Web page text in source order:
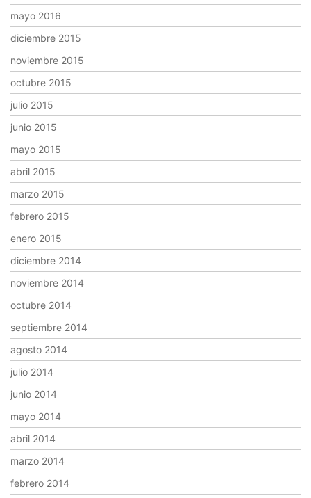
mayo 2016
diciembre 2015
noviembre 2015
octubre 2015
julio 2015
junio 2015
mayo 2015
abril 2015
marzo 2015
febrero 2015
enero 2015
diciembre 2014
noviembre 2014
octubre 2014
septiembre 2014
agosto 2014
julio 2014
junio 2014
mayo 2014
abril 2014
marzo 2014
febrero 2014